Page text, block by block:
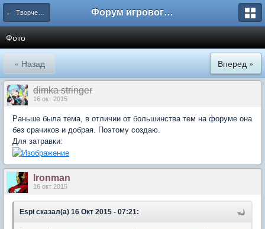
← Творчество Форум игрового проекта Riverrise
Фото
« Назад Вперед »
dimka stringer
16 окт 2015
Раньше была тема, в отличии от большинства тем на форуме она
без срачиков и добрая. Поэтому создаю.
Для затравки:
lronman
16 окт 2015
Espi сказал(а) 16 Окт 2015 - 07:21: